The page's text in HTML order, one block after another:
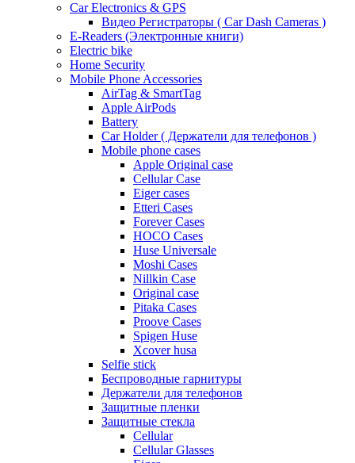
Car Electronics & GPS
Видео Регистраторы ( Car Dash Cameras )
E-Readers (Электронные книги)
Electric bike
Home Security
Mobile Phone Accessories
AirTag & SmartTag
Apple AirPods
Battery
Car Holder ( Держатели для телефонов )
Mobile phone cases
Apple Original case
Cellular Case
Eiger cases
Etteri Cases
Forever Cases
HOCO Cases
Huse Universale
Moshi Cases
Nillkin Case
Original case
Pitaka Cases
Proove Cases
Spigen Huse
Xcover husa
Selfie stick
Беспроводные гарнитуры
Держатели для телефонов
Защитные пленки
Защитные стекла
Cellular
Cellular Glasses